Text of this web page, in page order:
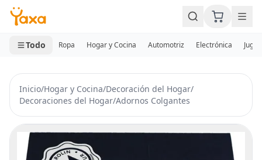
MINI CARRITO
0 productos
Todo Ropa Hogar y Cocina Automotriz Electrónica
Inicio/Hogar y Cocina/Decoración del Hogar/
Decoraciones del Hogar/Adornos Colgantes